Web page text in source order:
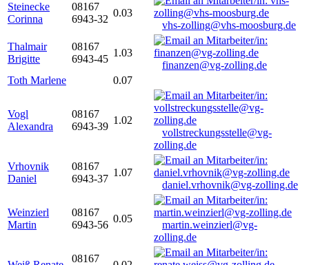
Steinecke
Corinna
08167
6943-32
0.03
vhs-zolling@vhs-moosburg.de
Thalmair
Brigitte
08167
6943-45
1.03
finanzen@vg-zolling.de
Toth Marlene
0.07
Vogl
Alexandra
08167
6943-39
1.02
vollstreckungsstelle@vg-
zolling.de
Vrhovnik
Daniel
08167
6943-37
1.07
daniel.vrhovnik@vg-zolling.de
Weinzierl
Martin
08167
6943-56
0.05
martin.weinzierl@vg-
zolling.de
08167